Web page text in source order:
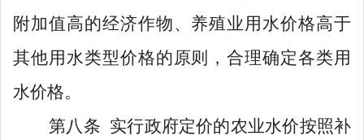
附加值高的经济作物、养殖业用水价格高于
其他用水类型价格的原则，合理确定各类用
水价格。
第八条 实行政府定价的农业水价按照补